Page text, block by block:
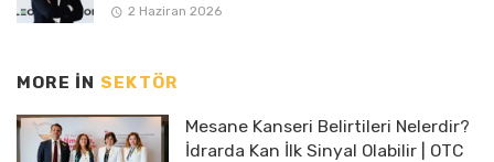
2 Haziran 2026
MORE IN SEKTÖR
Mesane Kanseri Belirtileri Nelerdir?
İdrarda Kan İlk Sinyal Olabilir | OTC